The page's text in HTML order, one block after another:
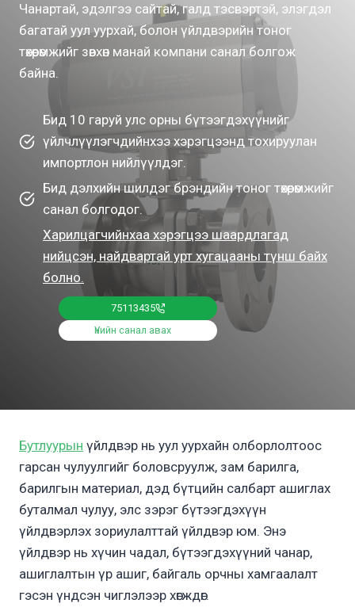
Чанартай, эдэлгээ сайтай, галд тэсвэртэй, элэгдэл
багатай уул уурхай, болон үйлдвэрийн тоног
төхөөрөмжийг зөвхөн манай компани санал болгож
байна.
Бид 10 гаруй улс орны бүтээгдэхүүнийг
үйлчлүүлэгчдийнхээ хэрэгцээнд тохируулан
импортлон нийлүүлдэг.
Бид дэлхийн шилдэг брэндийн тоног төхөөрөмжийг
санал болгодог.
Харилцагчийнхаа хэрэгцээ шаардлагад
нийцсэн, найдвартай урт хугацааны түнш байх
болно.
75113435
Үнийн санал авах
Бутлуурын үйлдвэр нь уул уурхайн олборлолтоос
гарсан чулуулгийг боловсруулж, зам барилга,
барилгын материал, дэд бүтцийн салбарт ашиглах
буталмал чулуу, элс зэрэг бүтээгдэхүүн
үйлдвэрлэх зориулалттай үйлдвэр юм. Энэ
үйлдвэр нь хүчин чадал, бүтээгдэхүүний чанар,
ашиглалтын үр ашиг, байгаль орчны хамгаалалт
гэсэн үндсэн чиглэлээр хөгждөг.